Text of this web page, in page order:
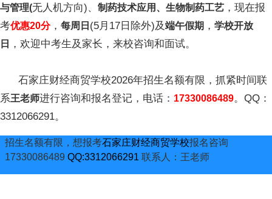
与管理(无人机方向)、 制药技术应用、生物制药工艺 ，现在报
考优惠20分， 每周日 (5月17日除外)及端午假期 ， 学校开放
日
，欢迎中考生及家长，来校咨询和面试。
石家庄财经商贸学校2026年招生名额有限，抓紧时间联
系王老师进行咨询和报名登记，电话： 17330086489。QQ：
3312066291。
招生名额有限，想报考石家庄财经商贸学校报名咨询
17330086489 QQ:3312066291 联系人：王老师